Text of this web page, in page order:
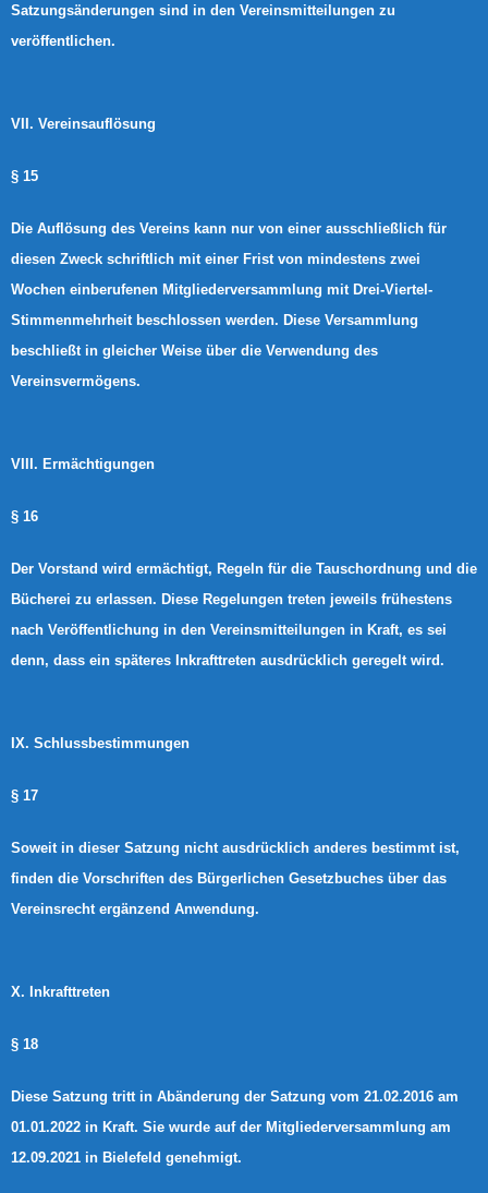
Satzungsänderungen sind in den Vereinsmitteilungen zu
veröffentlichen.
VII. Vereinsauflösung
§ 15
Die Auflösung des Vereins kann nur von einer ausschließlich für
diesen Zweck schriftlich mit einer Frist von mindestens zwei
Wochen einberufenen Mitgliederversammlung mit Drei-Viertel-
Stimmenmehrheit beschlossen werden. Diese Versammlung
beschließt in gleicher Weise über die Verwendung des
Vereinsvermögens.
VIII. Ermächtigungen
§ 16
Der Vorstand wird ermächtigt, Regeln für die Tauschordnung und die
Bücherei zu erlassen. Diese Regelungen treten jeweils frühestens
nach Veröffentlichung in den Vereinsmitteilungen in Kraft, es sei
denn, dass ein späteres Inkrafttreten ausdrücklich geregelt wird.
IX. Schlussbestimmungen
§ 17
Soweit in dieser Satzung nicht ausdrücklich anderes bestimmt ist,
finden die Vorschriften des Bürgerlichen Gesetzbuches über das
Vereinsrecht ergänzend Anwendung.
X. Inkrafttreten
§ 18
Diese Satzung tritt in Abänderung der Satzung vom 21.02.2016 am
01.01.2022 in Kraft. Sie wurde auf der Mitgliederversammlung am
12.09.2021 in Bielefeld genehmigt.